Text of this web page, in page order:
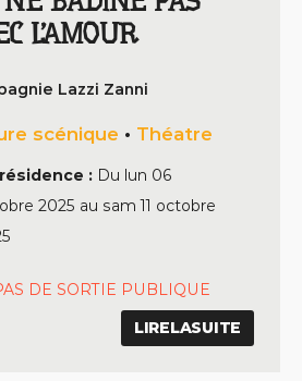
L’AMOUR
Lazzi Zanni
scénique • Théatre
: Du lun 06
2025 au sam 11 octobre
DE SORTIE PUBLIQUE
LIRELASUITE